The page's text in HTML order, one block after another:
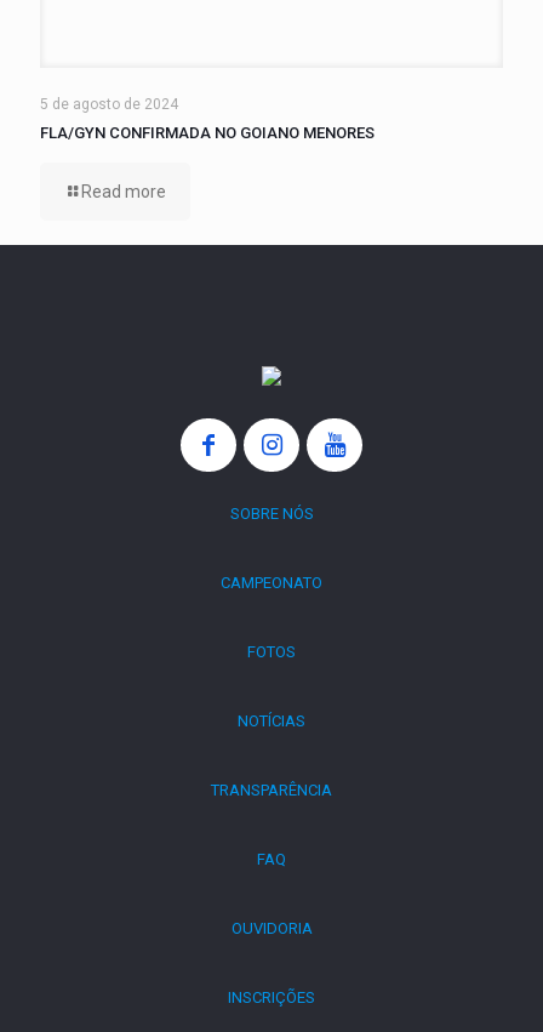
5 de agosto de 2024
FLA/GYN CONFIRMADA NO GOIANO MENORES
Read more
SOBRE NÓS
CAMPEONATO
FOTOS
NOTÍCIAS
TRANSPARÊNCIA
FAQ
OUVIDORIA
INSCRIÇÕES